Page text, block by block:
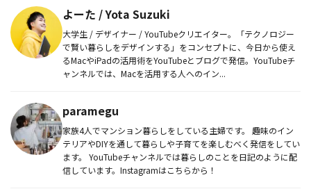
よーた / Yota Suzuki
大学生 / デザイナー / YouTubeクリエイター。「テクノロジー
で賢い暮らしをデザインする」をコンセプトに、今日から使え
るMacやiPadの活用術をYouTubeとブログで発信。YouTubeチ
ャンネルでは、Macを活用する人へのイン...
paramegu
家族4人でマンション暮らしをしている主婦です。 趣味のイン
テリアやDIYを通して暮らしや子育てを楽しむべく発信をしてい
ます。 YouTubeチャンネルでは暮らしのことを日記のように配
信しています。Instagramはこちらから！